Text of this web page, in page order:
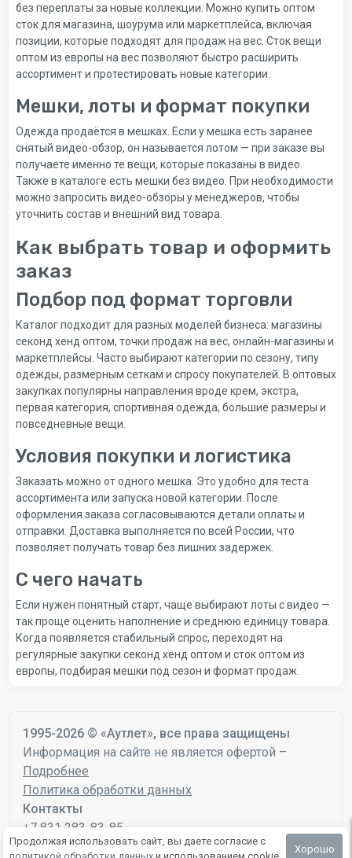
без переплаты за новые коллекции. Можно купить оптом
сток для магазина, шоурума или маркетплейса, включая
позиции, которые подходят для продаж на вес. Сток вещи
оптом из европы на вес позволяют быстро расширить
ассортимент и протестировать новые категории.
Мешки, лоты и формат покупки
Одежда продаётся в мешках. Если у мешка есть заранее
снятый видео-обзор, он называется лотом — при заказе вы
получаете именно те вещи, которые показаны в видео.
Также в каталоге есть мешки без видео. При необходимости
можно запросить видео-обзоры у менеджеров, чтобы
уточнить состав и внешний вид товара.
Как выбрать товар и оформить
заказ
Подбор под формат торговли
Каталог подходит для разных моделей бизнеса: магазины
секонд хенд оптом, точки продаж на вес, онлайн-магазины и
маркетплейсы. Часто выбирают категории по сезону, типу
одежды, размерным сеткам и спросу покупателей. В оптовых
закупках популярны направления вроде крем, экстра,
первая категория, спортивная одежда, большие размеры и
повседневные вещи.
Условия покупки и логистика
Заказать можно от одного мешка. Это удобно для теста
ассортимента или запуска новой категории. После
оформления заказа согласовываются детали оплаты и
отправки. Доставка выполняется по всей России, что
позволяет получать товар без лишних задержек.
С чего начать
Если нужен понятный старт, чаще выбирают лоты с видео —
так проще оценить наполнение и среднюю единицу товара.
Когда появляется стабильный спрос, переходят на
регулярные закупки секонд хенд оптом и сток оптом из
европы, подбирая мешки под сезон и формат продаж.
1995-2026 © «Аутлет», все права защищены
Информация на сайте не является офертой –
Подробнее
Политика обработки данных
Контакты
+7 831 283-83-85
mail@autlet.ru
Продолжая использовать сайт, вы даете согласие с
Хорошо